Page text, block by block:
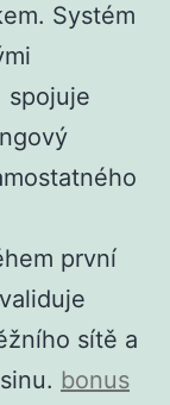
Systém
spojuje
první
sítě a
bonus